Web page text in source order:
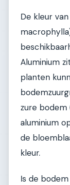
De kleur
Aluminium
planten
zure bodem
aluminium
de
kleur.
Is de